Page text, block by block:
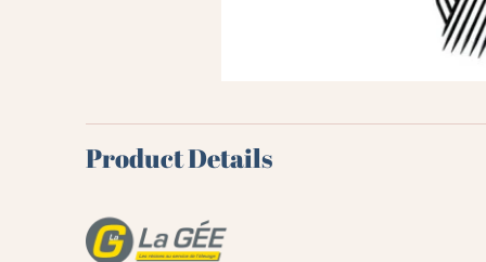
Product Details